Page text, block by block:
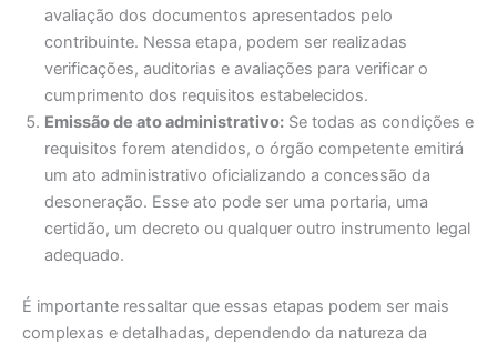
avaliação dos documentos apresentados pelo
contribuinte. Nessa etapa, podem ser realizadas
verificações, auditorias e avaliações para verificar o
cumprimento dos requisitos estabelecidos.
Emissão de ato administrativo: Se todas as condições e
requisitos forem atendidos, o órgão competente emitirá
um ato administrativo oficializando a concessão da
desoneração. Esse ato pode ser uma portaria, uma
certidão, um decreto ou qualquer outro instrumento legal
adequado.
É importante ressaltar que essas etapas podem ser mais
complexas e detalhadas, dependendo da natureza da